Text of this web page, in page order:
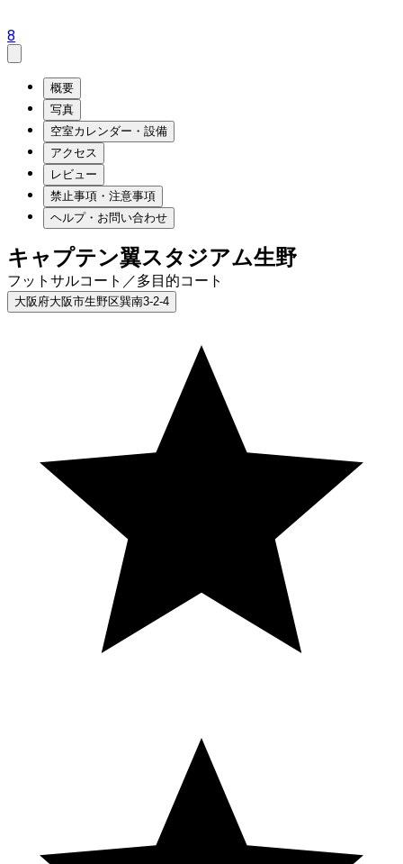
8
概要
写真
空室カレンダー・設備
アクセス
レビュー
禁止事項・注意事項
ヘルプ・お問い合わせ
キャプテン翼スタジアム生野
フットサルコート／多目的コート
大阪府大阪市生野区巽南3-2-4